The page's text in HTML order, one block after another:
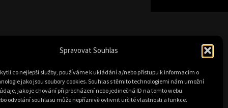
Spravovat Souhlas
co nejlepší služby, používáme k ukládání a/nebo přístupu k informacím o
jako jsou soubory cookies. Souhlas s těmito technologiemi nám umožní
jako je chování při procházení nebo jedinečná ID na tomto webu.
odvolání souhlasu může nepříznivě ovlivnit určité vlastnosti a funkce.
Vytvořil Michal Švec |Švícodesign